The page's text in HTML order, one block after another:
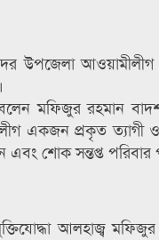
উপজেলা
বলেন মফিজুর রহমান
একজন প্রকৃত ত্যাগী
এবং শোক সন্তপ্ত
আলহাজ্ব